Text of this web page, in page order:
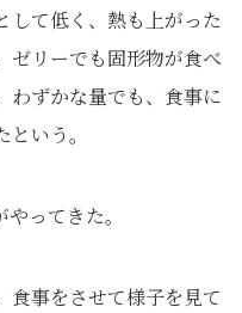
して低く、熱も上がった
ゼリーでも固形物が食べ
わずかな量でも、食事に
いう。
ってきた。
食事をさせて様子を見て